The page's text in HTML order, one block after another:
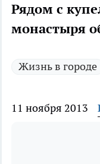
Рядом с
монастыря
Жизнь в городе
11 ноября 2013